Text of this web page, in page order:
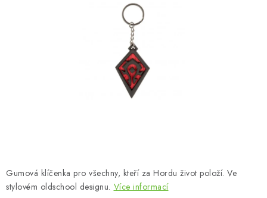
Doprava a platba
Gumová klíčenka pro všechny, kteří za Hordu život položí. Ve
stylovém oldschool designu. Více informací